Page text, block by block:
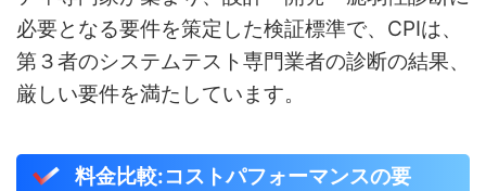
必要となる要件を策定した検証標準で、CPIは、
第３者のシステムテスト専門業者の診断の結果、
厳しい要件を満たしています。
料金比較:コストパフォーマンスの要